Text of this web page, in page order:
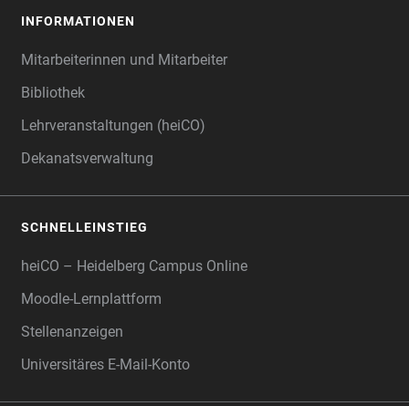
INFORMATIONEN
Mitarbeiterinnen und Mitarbeiter
Bibliothek
Lehrveranstaltungen (heiCO)
Dekanatsverwaltung
SCHNELLEINSTIEG
heiCO – Heidelberg Campus Online
Moodle-Lernplattform
Stellenanzeigen
Universitäres E-Mail-Konto